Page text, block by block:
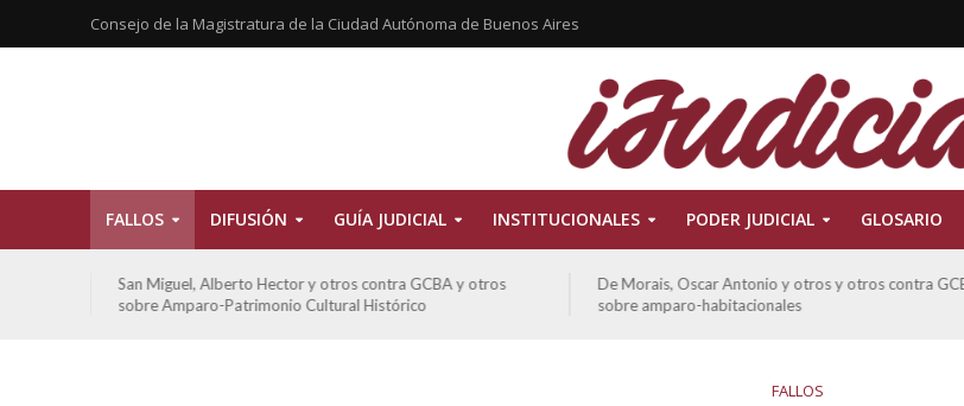
Consejo de la Magistratura de la Ciudad Autónoma de Buenos Aires
FALLOS DIFUSIÓN GUÍA JUDICIAL INSTITUCIONALES PODER JUDICIAL GLOSARIO
San Miguel, Alberto Hector y otros contra GCBA y otros
sobre Amparo-Patrimonio Cultural Histórico
De Morais, Oscar Antonio y otros y otros contra
sobre amparo-habitacionales
FALLOS